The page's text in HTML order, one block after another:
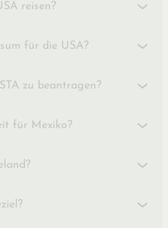
reisen?
für die USA?
zu beantragen?
für Mexiko?